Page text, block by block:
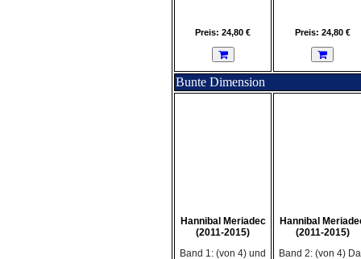
Preis: 24,80 € Preis: 24,80 €
Bunte Dimension
Hannibal Meriadec
(2011-2015)
Band 1: (von 4) und
Hannibal
(2011-2015)
Band 2: (von 4)